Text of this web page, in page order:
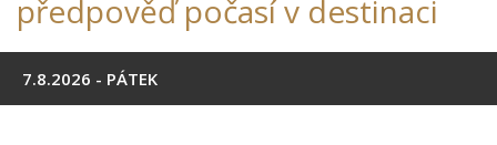
předpověď počasí v destinaci
7.8.2026 - PÁTEK